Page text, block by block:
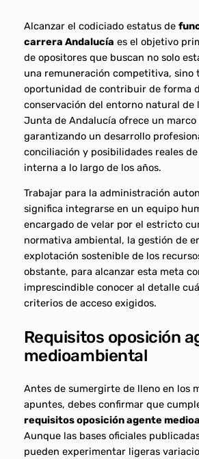
Alcanzar el codiciado estatus de
carrera Andalucía es el objetivo
de opositores que buscan no solo
una remuneración competitiva, sino
oportunidad de contribuir de forma
conservación del entorno natural de
Junta de Andalucía ofrece un marco
garantizando un desarrollo
conciliación y posibilidades reales
interna a lo largo de los años.
Trabajar para la administración
significa integrarse en un equipo
encargado de velar por el estricto
normativa ambiental, la gestión de
explotación sostenible de los
obstante, para alcanzar esta meta
imprescindible conocer al detalle
criterios de acceso exigidos.
Requisitos oposición
medioambiental
Antes de sumergirte de lleno en los
apuntes, debes confirmar que
requisitos oposición agente
Aunque las bases oficiales
pueden experimentar ligeras